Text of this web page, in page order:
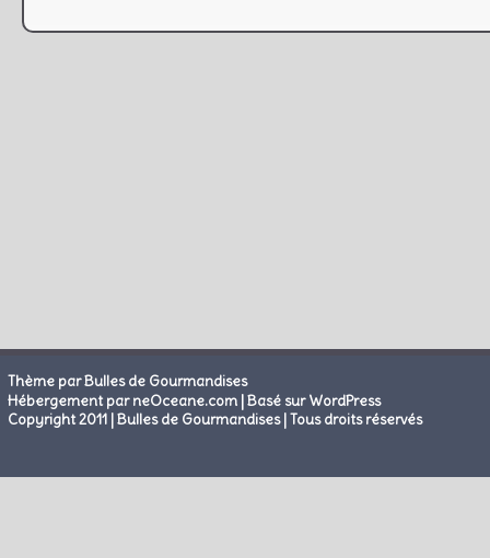
Thème par Bulles de Gourmandises
Hébergement par neOceane.com |Basé sur WordPress
Copyright 2011 | Bulles de Gourmandises | Tous droits réservés